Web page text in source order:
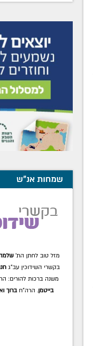
שמחות אנ"ש
מזל טוב לחתן הת'
בקשרי השידוכין עב"ג
משנה ברכות להורים:
בייטמן. הרה"חברוך